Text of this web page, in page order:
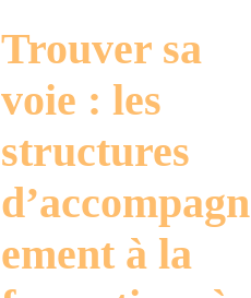
Trouver sa
voie : les
structures
d’accompagn
ement à la